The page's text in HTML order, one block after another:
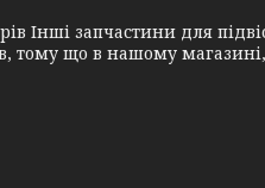
запчастини для
тому що в нашому